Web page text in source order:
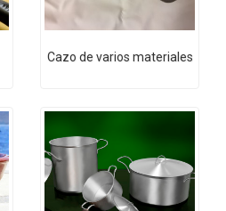
Cazo de varios materiales